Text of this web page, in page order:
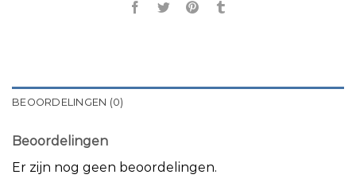
BEOORDELINGEN (0)
Beoordelingen
Er zijn nog geen beoordelingen.